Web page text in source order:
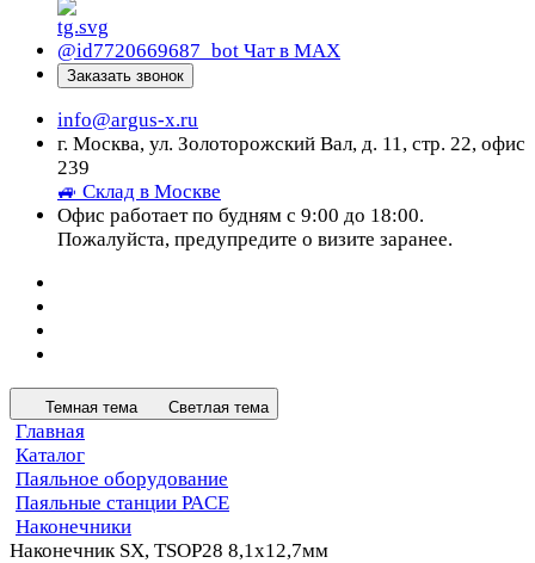
@id7720669687_bot Чат в МАХ
Заказать звонок
info@argus-x.ru
г. Москва, ул. Золоторожский Вал, д. 11, стр. 22, офис
239
🚙 Склад в Москве
Офис работает по будням с 9:00 до 18:00.
Пожалуйста, предупредите о визите заранее.
Темная тема Светлая тема
Главная
Каталог
Паяльное оборудование
Паяльные станции PACE
Наконечники
Наконечник SX, TSOP28 8,1х12,7мм